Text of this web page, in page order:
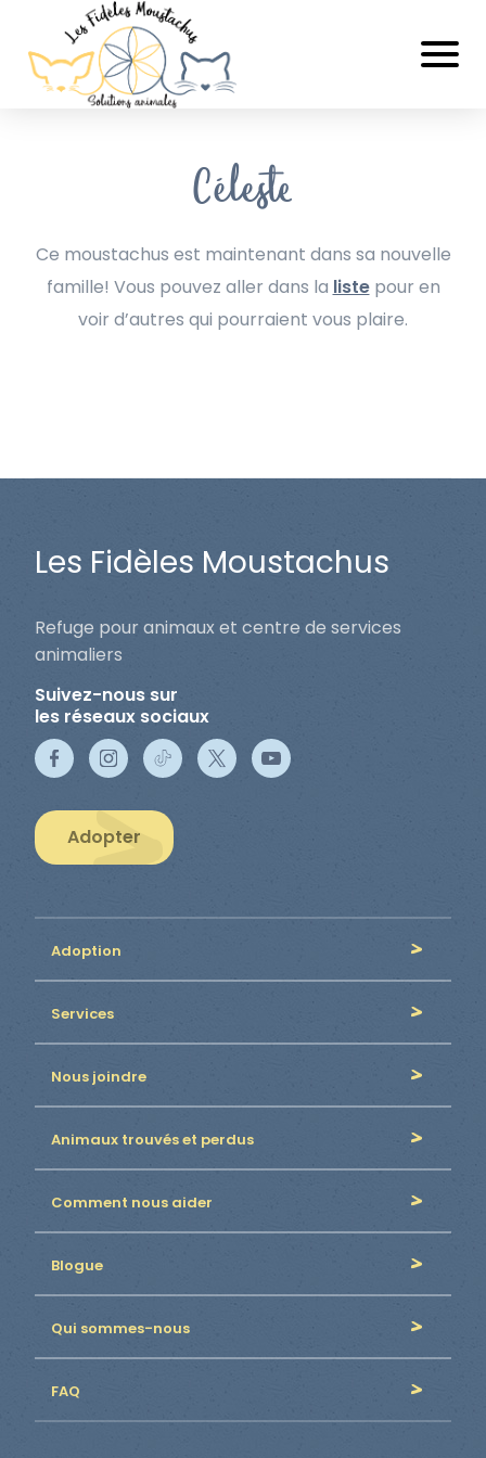
Céleste
Ce moustachus est maintenant dans sa nouvelle
famille! Vous pouvez aller dans la listepour en
voir d’autres qui pourraient vous plaire.
Les Fidèles Moustachus
Refuge pour animaux et centre de services
animaliers
Suivez-nous sur
les réseaux sociaux
Adopter
Adoption
Services
Nous joindre
Animaux trouvés et perdus
Comment nous aider
Blogue
Qui sommes-nous
FAQ